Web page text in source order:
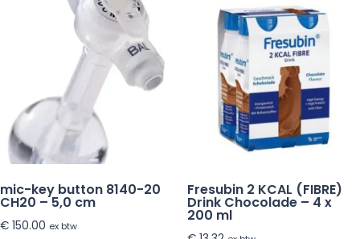
mic-key button 8140-20
CH20 – 5,0 cm
€ 150.00 ex btw
Fresubin 2 KCAL (FIBRE)
Drink Chocolade – 4 x
200 ml